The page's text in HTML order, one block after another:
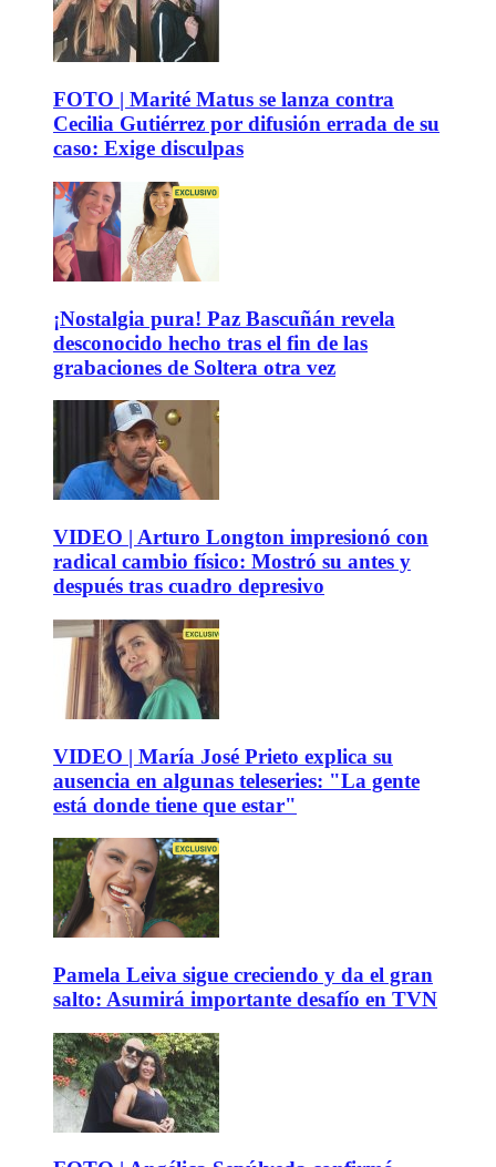
FOTO | Marité Matus se lanza contra
Cecilia Gutiérrez por difusión errada de su
caso: Exige disculpas
¡Nostalgia pura! Paz Bascuñán revela
desconocido hecho tras el fin de las
grabaciones de Soltera otra vez
VIDEO | Arturo Longton impresionó con
radical cambio físico: Mostró su antes y
después tras cuadro depresivo
VIDEO | María José Prieto explica su
ausencia en algunas teleseries: "La gente
está donde tiene que estar"
Pamela Leiva sigue creciendo y da el gran
salto: Asumirá importante desafío en TVN